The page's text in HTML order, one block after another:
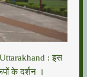
: इस
के दर्शन ।